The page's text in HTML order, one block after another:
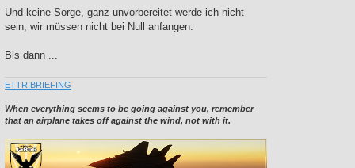
Und keine Sorge, ganz unvorbereitet werde ich nicht
sein, wir müssen nicht bei Null anfangen.
Bis dann ...
ETTR BRIEFING
When everything seems to be going against you, remember
that an airplane takes off against the wind, not with it.